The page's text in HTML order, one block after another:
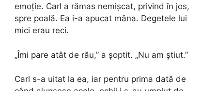
emoție. Carl a rămas nemișcat, privind în jos,
spre poală. Ea i-a apucat mâna. Degetele lui
mici erau reci.
„Îmi pare atât de rău,” a șoptit. „Nu am știut.”
Carl s-a uitat la ea, iar pentru prima dată de